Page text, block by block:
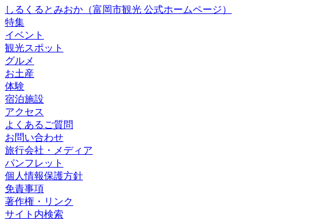
しるくるとみおか （富岡市観光 公式ホームページ）
特集
イベント
観光スポット
グルメ
お土産
体験
宿泊施設
アクセス
よくあるご質問
お問い合わせ
旅行会社・メディア
パンフレット
個人情報保護方針
免責事項
著作権・リンク
サイト内検索